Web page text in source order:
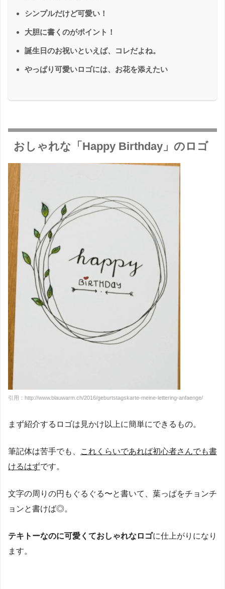
シンプルだけど可愛い！
大胆に書くのがポイント！
誕生日のお祝いといえば、コレだよね。
やっぱり可愛いロゴには、お花を添えたい
おしゃれな「Happy Birthday」のロゴ
引用：http://www.blauwarm.ch/2016/geburtstagskarte-meine-lettering-anfaenge/
まず紹介するロゴは見かけ以上に簡単にできるもの。
筆記体は苦手でも、
これくらいであれば初心者さんでも書
けるはずです。
文字の周りの円もぐるぐる〜と書いて、葉っぱをチョンチ
ョンと書けば◎。
テキトーなのに可愛くておしゃれなロゴに仕上がりになり
ます。